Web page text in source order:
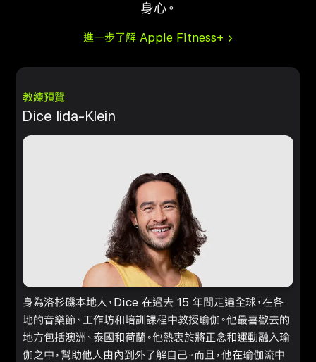
身心。
進一步了解 Apple Fitness+
教練預覽
Dice Iida-Klein
身為洛杉磯本地人，Dice 在過去 15 年間走遍全球，在各
地的音樂節、工作坊和培訓課程中教授瑜伽。他最喜歡去的
地方包括澳洲、泰國和荷蘭。他熱衷於將正念和運動融入瑜
伽之中，幫助他人由內到外了解自己。而且，他在瑜伽流中